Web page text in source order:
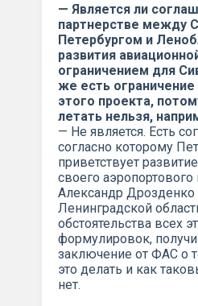
— Является ли
партнерстве между
Петербургом и
развития
ограничением для
же есть
этого проекта,
летать нельзя,
— Не является. Есть
согласно которому
приветствует
своего
Александр Дрозденко
Ленинградской
обстоятельства всех
формулировок,
заключение от ФАС о
это делать и как
нет.